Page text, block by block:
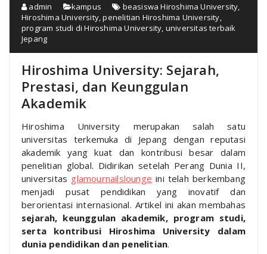
admin kampus beasiswa Hiroshima University,
Hiroshima University,penelitian Hiroshima University,
program studi di Hiroshima University, universitas terbaik
Jepang
Hiroshima University: Sejarah,
Prestasi, dan Keunggulan
Akademik
Hiroshima University merupakan salah satu
universitas terkemuka di Jepang dengan reputasi
akademik yang kuat dan kontribusi besar dalam
penelitian global. Didirikan setelah Perang Dunia II,
universitas glamournailslounge ini telah berkembang
menjadi pusat pendidikan yang inovatif dan
berorientasi internasional. Artikel ini akan membahas
sejarah, keunggulan akademik, program studi,
serta kontribusi Hiroshima University dalam
dunia pendidikan dan penelitian.